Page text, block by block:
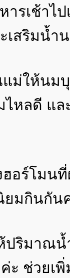
รเช้าไ
สริมน้ำ
ม่ให้นม
หลดี แล
ฮอร์โม
ยมกินกัน
ปริมาณ
ะ ช่วย